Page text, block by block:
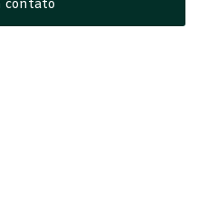
contato